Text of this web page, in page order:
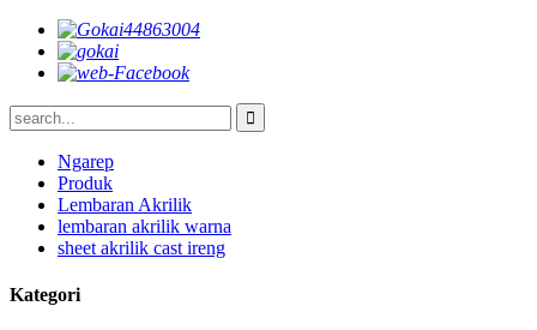
Ngarep
Produk
Lembaran Akrilik
lembaran akrilik warna
sheet akrilik cast ireng
Kategori